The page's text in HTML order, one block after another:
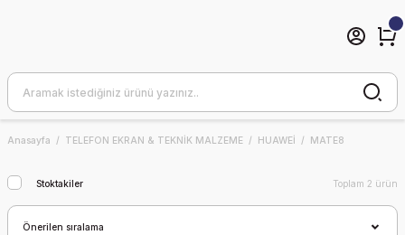
Anasayfa TELEFON EKRAN & TEKNİK MALZEME HUAWEİ MATE8
Stoktakiler Toplam 2 ürün